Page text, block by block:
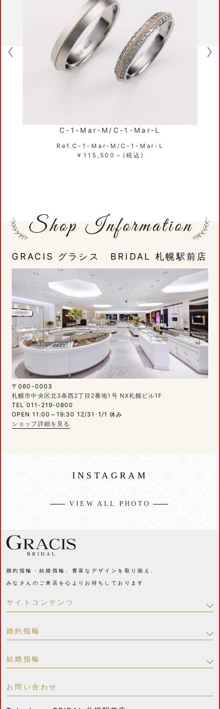
C-1-Mar-M/C-1-Mar-L
Ref.C-1-Mar-M/C-1-Mar-L
￥115,500～(税込)
GRACIS グラシス BRIDAL 札幌駅前店
〒060-0003
札幌市中央区北3条西2丁目2番地1号 NX札幌ビル1F
TEL 011-219-0800
OPEN 11:00～19:30 12/31･1/1 休み
ショップ詳細を見る
INSTAGRAM
VIEW ALL PHOTO
婚約指輪・結婚指輪、豊富なデザインを取り揃え、
みなさんのご来店を心よりお待ちしております
サイトコンテンツ
婚約指輪
結婚指輪
お問い合わせ